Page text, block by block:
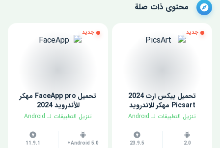
محتوى ذات صلة
جديد
تحميل بيكس ارت 2024
Picsart مهكر للاندرويد
​تنزيل التطبيقات لـ ​Android
2.0
23.9.5
جديد
تحميل FaceApp pro مهكر
للأندرويد 2024
​تنزيل التطبيقات لـ ​Android
Android 5.0+
11.9.1